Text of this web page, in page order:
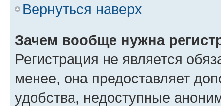
Вернуться наверх
Зачем вообще нужна
Регистрация не является
менее, она предоставляет
удобства, недоступные